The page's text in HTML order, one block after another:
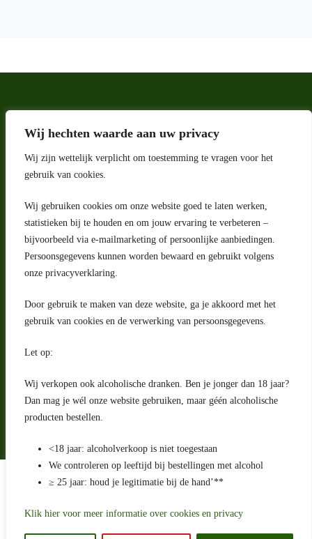
Wij hechten waarde aan uw privacy
Wij zijn wettelijk verplicht om toestemming te vragen voor het
gebruik van cookies.
Wij gebruiken cookies om onze website goed te laten werken,
statistieken bij te houden en om jouw ervaring te verbeteren –
bijvoorbeeld via e-mailmarketing of persoonlijke aanbiedingen.
Persoonsgegevens kunnen worden bewaard en gebruikt volgens
onze privacyverklaring.
Door gebruik te maken van deze website, ga je akkoord met het
gebruik van cookies en de verwerking van persoonsgegevens.
Let op:
Wij verkopen ook alcoholische dranken. Ben je jonger dan 18 jaar?
Dan mag je wél onze website gebruiken, maar géén alcoholische
producten bestellen.
<18 jaar: alcoholverkoop is niet toegestaan
We controleren op leeftijd bij bestellingen met alcohol
≥ 25 jaar: houd je legitimatie bij de hand’**
Klik hier voor meer informatie over cookies en privacy
Adres
Riga 4 E
2993 LW Barendrecht
Nederland
Contact
klantenservice@portugeseproducten.nl
Facebook
Herroepingsrecht
Bij bezorging van alcoholhoudende dranken voert de bezorger
Algemene voorwaarden
Betaling en levering